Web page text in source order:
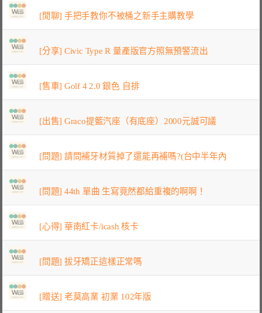
[閒聊] 手把手教你不被桶之新手主購教學
[分享] Civic Type R 量產版官方照無預警流出
[售車] Golf 4 2.0 銀色 自排
[出售] Graco提籃汽座（有底座）2000元誠可議
[問題] 請問補牙材質掉了還能再補嗎?(台中半年內
[問題] 44th 單曲 生寫竟然都給重複的啊啊！
[心得] 華南紅卡/icash 核卡
[問題] 拔牙矯正這樣正常嗎
[贈送] 老莫高業 初業 102年版